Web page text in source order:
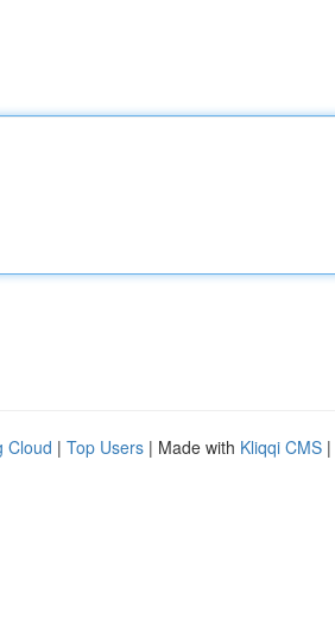
Cloud | Top Users | Made with Kliqqi CMS |